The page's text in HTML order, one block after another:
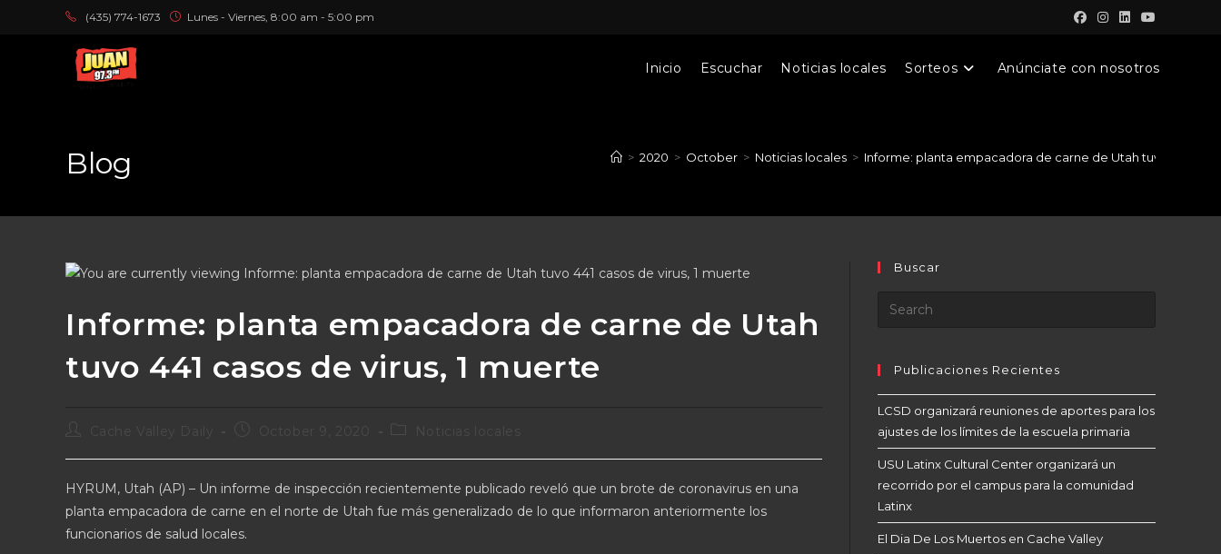
(435) 774-1673 Lunes - Viernes, 8:00 am - 5:00 pm
Inicio Escuchar Noticias locales Sorteos Anúnciate con nosotros
Blog > 2020 > October > Noticias locales > Informe: planta empacadora de carne de Utah tuvo 441
Informe: planta empacadora de carne de Utah
tuvo 441 casos de virus, 1 muerte
October 9, 2020 Noticias locales
HYRUM, Utah (AP) – Un informe de inspección recientemente publicado reveló que un brote de coronavirus en una
planta empacadora de carne en el norte de Utah fue más generalizado de lo que informaron anteriormente los
funcionarios de salud locales.
Buscar
Publicaciones Recientes
LCSD organizará reuniones de aportes para los
ajustes de los límites de la escuela primaria
USU Latinx Cultural Center organizará un
recorrido por el campus para la comunidad
Latinx
El Dia De Los Muertos en Cache Valley